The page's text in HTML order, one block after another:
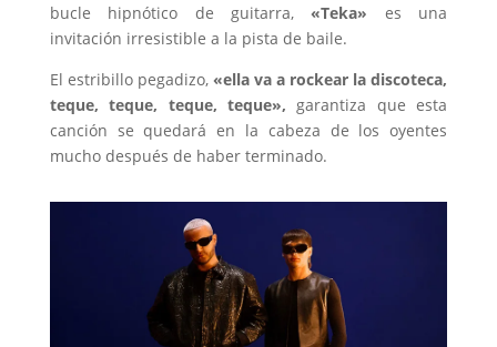
bucle hipnótico de guitarra, «Teka» es una
invitación irresistible a la pista de baile.
El estribillo pegadizo,«ella va a rockear la discoteca,
teque, teque, teque, teque», garantiza que esta
canción se quedará en la cabeza de los oyentes
mucho después de haber terminado.